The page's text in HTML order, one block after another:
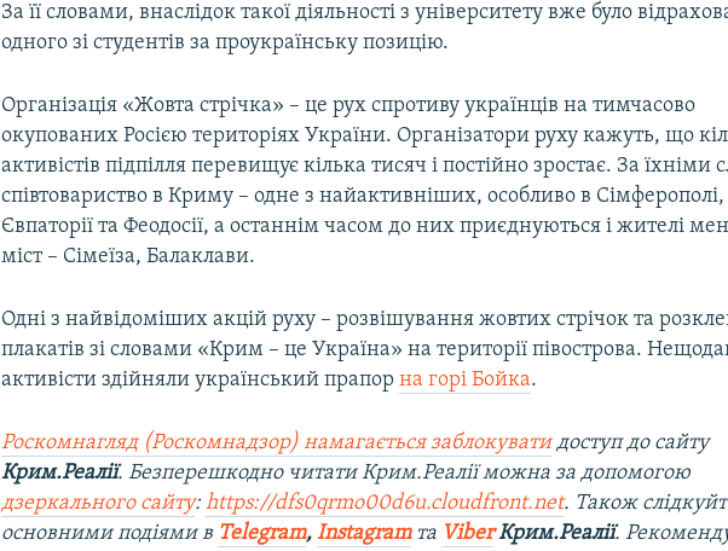
За її словами, внаслідок такої діяльності з університету вже було
одного зі студентів за проукраїнську позицію.
Організація «Жовта стрічка» – це рух спротиву українців на тимчасово
окупованих Росією територіях України. Організатори руху кажуть, що
активістів підпілля перевищує кілька тисяч і постійно зростає. За їхніми
співтовариство в Криму – одне з найактивніших, особливо в Сімферополі,
Євпаторії та Феодосії, а останнім часом до них приєднуються і жителі
міст – Сімеїза, Балаклави.
Одні з найвідоміших акцій руху – розвішування жовтих стрічок та
плакатів зі словами «Крим – це Україна» на території півострова.
активісти здійняли український прапорна горі Бойка.
Роскомнагляд (Роскомнадзор) намагається заблокуватидоступ до сайту
Крим.Реалії. Безперешкодно читати Крим.Реалії можна за допомогою
дзеркального сайту:https://dfs0qrmo00d6u.cloudfront.net. Також
основними подіями в Telegram,Instagramта ViberКрим.Реалії.